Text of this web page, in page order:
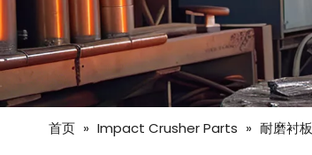
首页 » Impact Crusher Parts » 耐磨衬板